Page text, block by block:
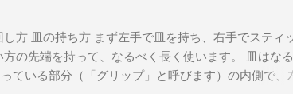
方 皿の持ち方 まず左手で皿を持ち、右手でスティ
の先端を持って、なるべく長く使います。 皿はな
ている部分（「グリップ」と呼びます）の内側で、